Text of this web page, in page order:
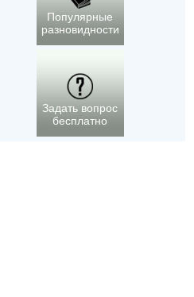
Популярные
разновидности
Задать вопрос
бесплатно